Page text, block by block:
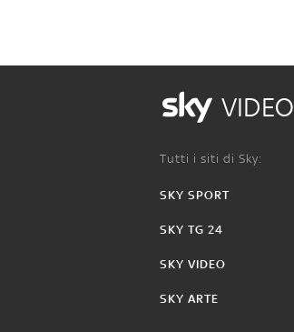
VIDEO
Tutti i siti di Sky:
SKY SPORT
SKY TG 24
SKY VIDEO
SKY ARTE